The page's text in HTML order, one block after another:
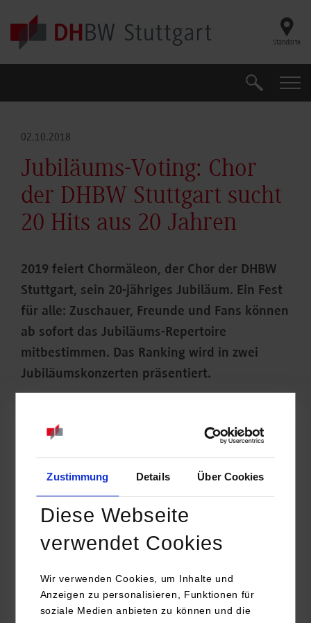
Zustimmung Details Über Cookies
Diese Webseite
verwendet Cookies
Wir verwenden Cookies, um Inhalte und
Anzeigen zu personalisieren, Funktionen für
soziale Medien anbieten zu können und die
Skip to main content
Standorte
Suche
02.10.2018
Jubiläums-Voting: Chor
der DHBW Stuttgart sucht
20 Hits aus 20 Jahren
2019 feiert Chormäleon, der Chor der DHBW
Stuttgart, sein 20-jähriges Jubiläum. Ein Fest
für alle: Zuschauer, Freunde und Fans können
ab sofort das Jubiläums-Repertoire
mitbestimmen. Das Ranking wird in zwei
Jubiläumskonzerten präsentiert.
„Sowas gab es noch nie bei Chormäelon“, sagt Chorleiter